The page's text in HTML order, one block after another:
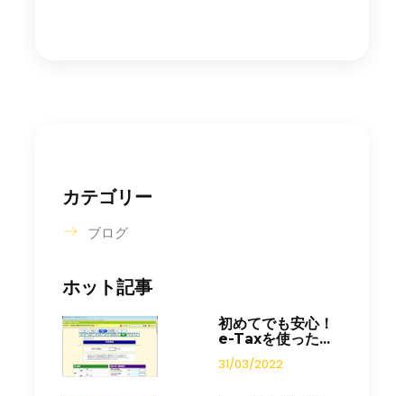
カテゴリー
ブログ
ホット記事
初めてでも安心！
e-Taxを使った...
31/03/2022